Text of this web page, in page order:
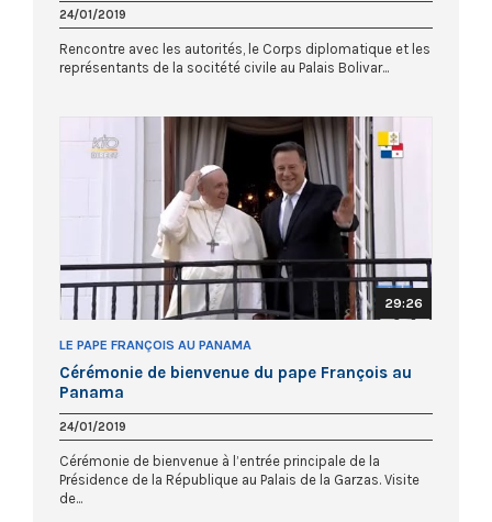
24/01/2019
Rencontre avec les autorités, le Corps diplomatique et les
représentants de la socitété civile au Palais Bolivar...
29:26
LE PAPE FRANÇOIS AU PANAMA
Cérémonie de bienvenue du pape François au
Panama
24/01/2019
Cérémonie de bienvenue à l’entrée principale de la
Présidence de la République au Palais de la Garzas. Visite
de...